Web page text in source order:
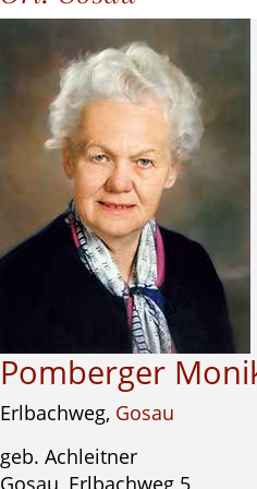
Pomberger
Erlbachweg, Gosau
geb. Achleitner
Gosau, Erlbachweg 5